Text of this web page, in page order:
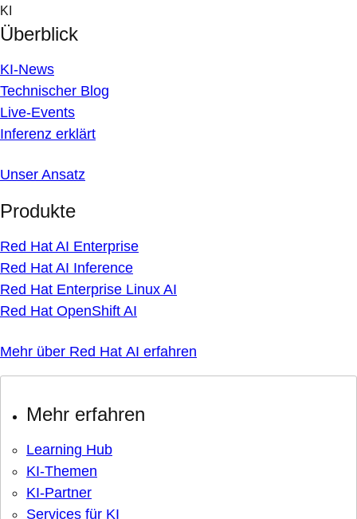
Skip
to
content
KI
Überblick
KI-News
Technischer Blog
Live-Events
Inferenz erklärt
Unser Ansatz
Produkte
Red Hat AI Enterprise
Red Hat AI Inference
Red Hat Enterprise Linux AI
Red Hat OpenShift AI
Mehr über Red Hat AI erfahren
Mehr erfahren
Learning Hub
KI-Themen
KI-Partner
Services für KI